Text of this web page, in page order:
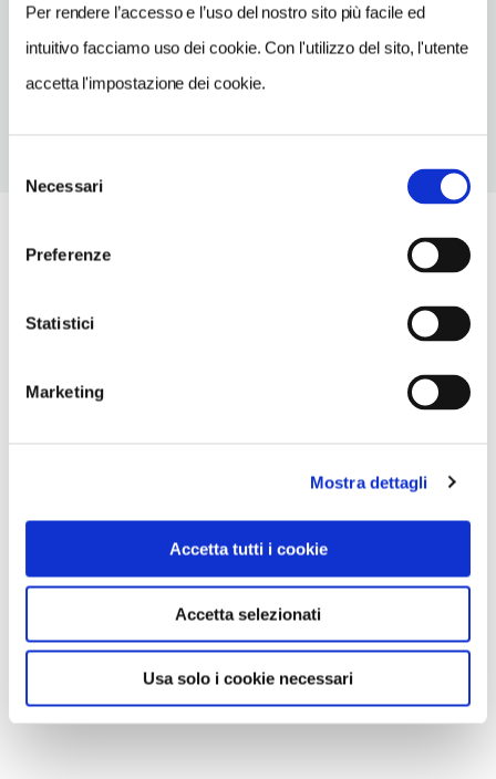
Per rendere l’accesso e l’uso del nostro sito più facile ed
intuitivo facciamo uso dei cookie. Con l'utilizzo del sito, l'utente
accetta l'impostazione dei cookie.
delNecessari
Preferenze
Statistici
Marketing
Mostra dettagli
Accetta tutti i cookie
Accetta selezionati
Usa solo i cookie necessari